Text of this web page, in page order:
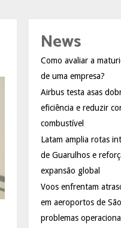
News
Como avaliar a
de uma empresa?
Airbus testa asas
eficiência e reduzir
combustível
Latam amplia rotas
de Guarulhos e
expansão global
Voos enfrentam
em aeroportos de
problemas